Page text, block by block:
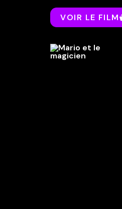
VOIR LE FILM